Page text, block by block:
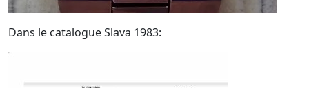
Dans le catalogue Slava 1983: